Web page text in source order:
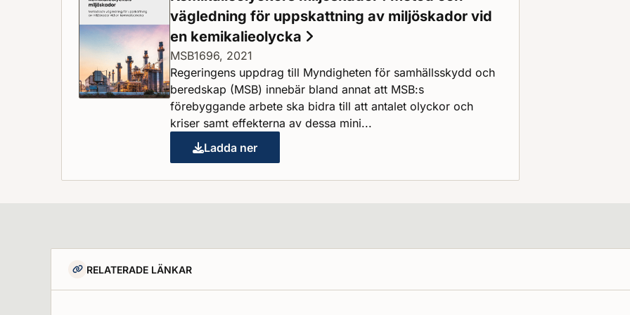
vägledning för uppskattning av miljöskador vid
en kemikalieolycka
MSB1696, 2021
Regeringens uppdrag till Myndigheten för samhällsskydd och
beredskap (MSB) innebär bland annat att MSB:s
förebyggande arbete ska bidra till att antalet olyckor och
kriser samt effekterna av dessa mini...
Kemikalieolyckors miljöskador : metod och vägledning för uppskattning av
Ladda ner
RELATERADE LÄNKAR